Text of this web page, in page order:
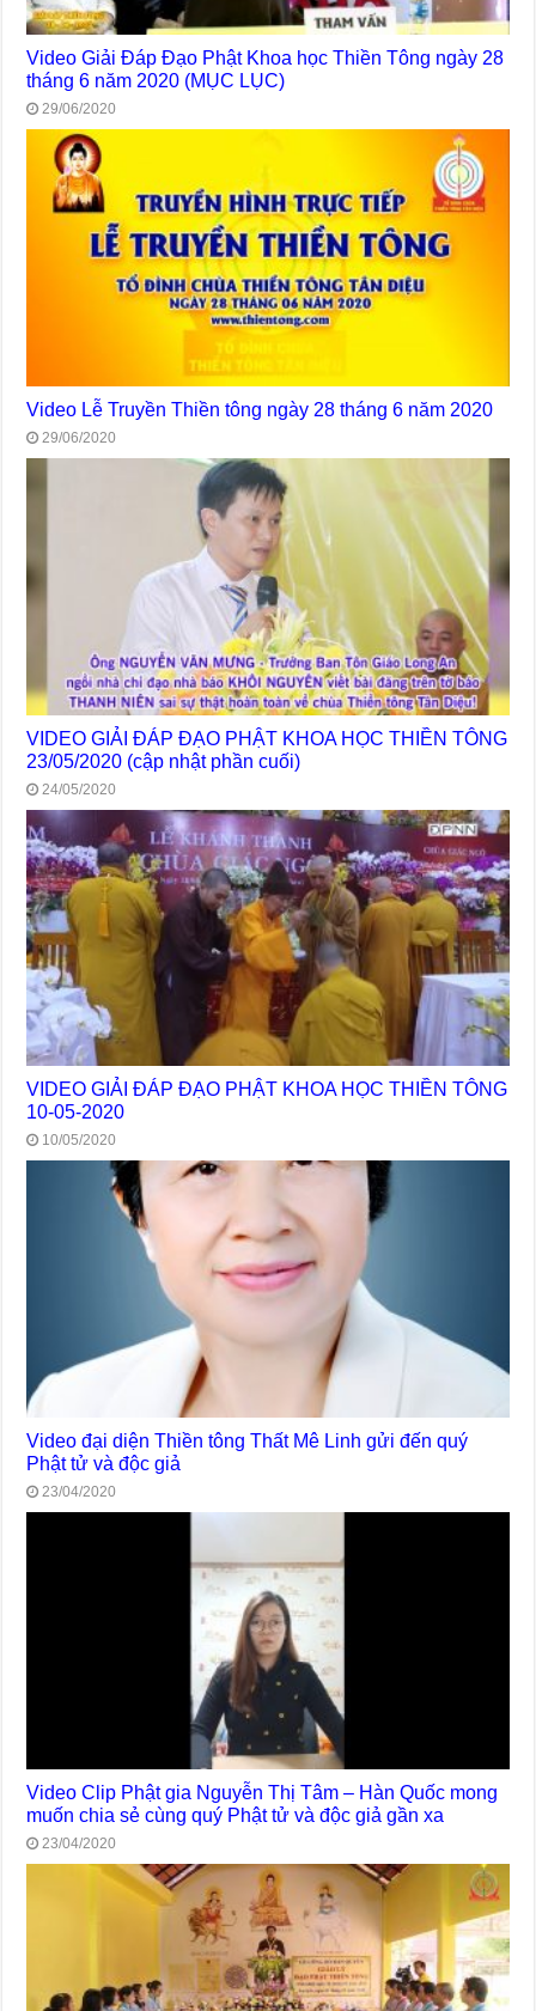
Video Giải Đáp Đạo Phật Khoa học Thiền Tông ngày 28
tháng 6 năm 2020 (MỤC LỤC)
29/06/2020
Video Lễ Truyền Thiền tông ngày 28 tháng 6 năm 2020
29/06/2020
VIDEO GIẢI ĐÁP ĐẠO PHẬT KHOA HỌC THIỀN TÔNG
23/05/2020 (cập nhật phần cuối)
24/05/2020
VIDEO GIẢI ĐÁP ĐẠO PHẬT KHOA HỌC THIỀN TÔNG
10-05-2020
10/05/2020
Video đại diện Thiền tông Thất Mê Linh gửi đến quý
Phật tử và độc giả
23/04/2020
Video Clip Phật gia Nguyễn Thị Tâm – Hàn Quốc mong
muốn chia sẻ cùng quý Phật tử và độc giả gần xa
23/04/2020